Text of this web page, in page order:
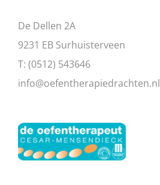
De Dellen 2A
9231 EB Surhuisterveen
T: (0512) 543646
info@oefentherapiedrachten.nl